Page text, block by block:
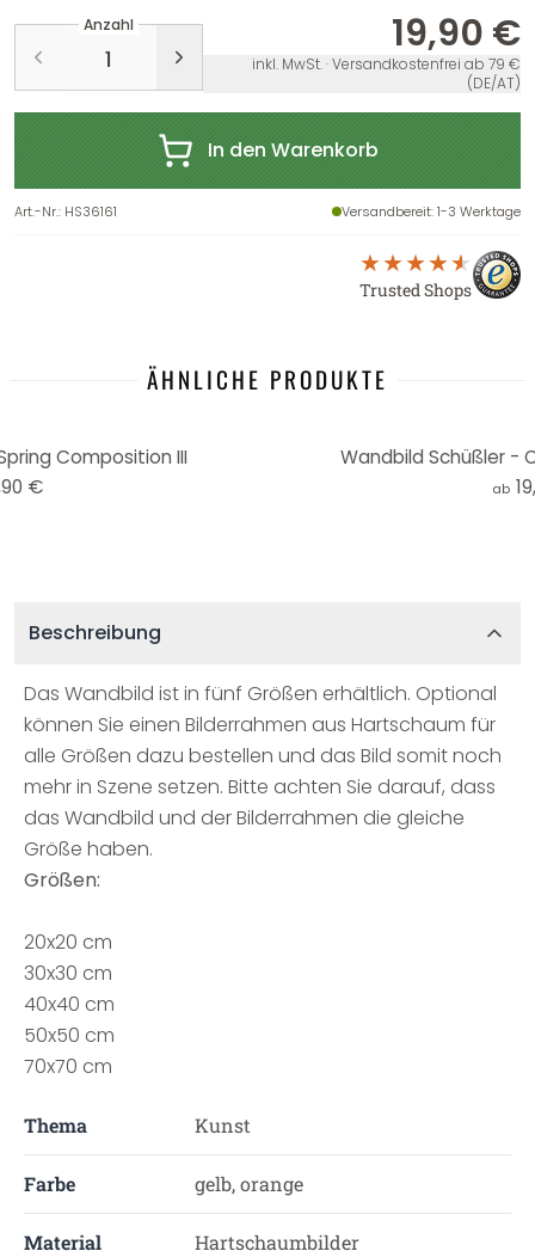
Anzahl 19,90 €
inkl. MwSt. · Versandkostenfrei ab 79 €
(DE/AT)
In den Warenkorb
Art.-Nr.: HS36161 Versandbereit: 1-3 Werktage
Trusted Shops
ÄHNLICHE PRODUKTE
Composition III
€
Wandbild Schüßler -
ab
Beschreibung
Das Wandbild ist in fünf Größen erhältlich. Optional
können Sie einen Bilderrahmen aus Hartschaum für
alle Größen dazu bestellen und das Bild somit noch
mehr in Szene setzen. Bitte achten Sie darauf, dass
das Wandbild und der Bilderrahmen die gleiche
Größe haben.
Größen:
20x20 cm
30x30 cm
40x40 cm
50x50 cm
70x70 cm
Thema Kunst
Farbe gelb, orange
Material Hartschaumbilder